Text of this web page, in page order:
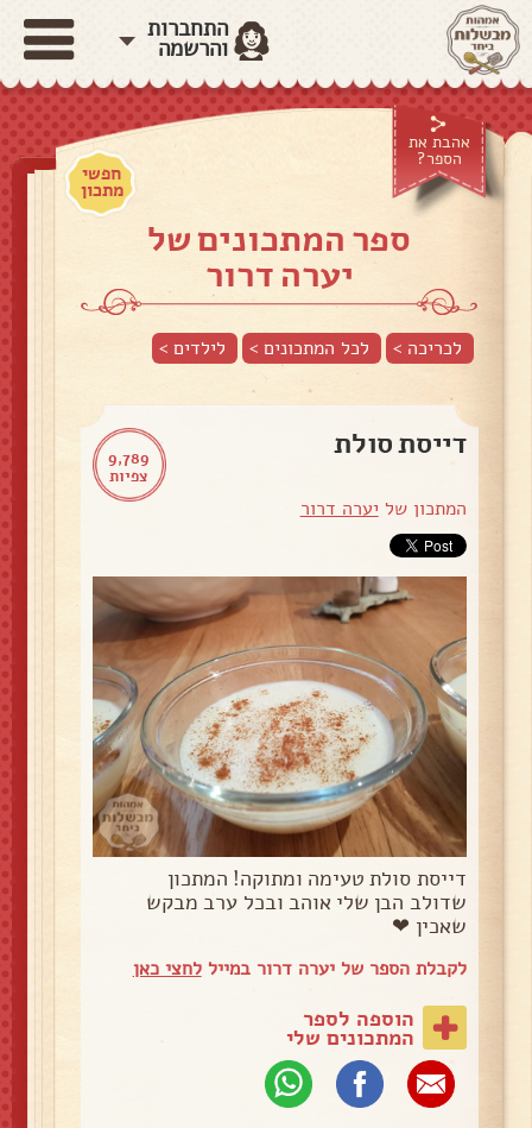
התחברות
והרשמה
אהבת את
הספר?
חפשי
מתכון
ספר המתכונים של
יערה דרור
לכריכה > לכל המתכונים > לילדים>
9,789
צפיות
דייסת סולת
המתכון של יערה דרור
דייסת סולת טעימה ומתוקה! המתכון
שדולב הבן שלי אוהב ובכל ערב מבקש
שאכין ❤
לקבלת הספר של יערה דרור במייללחצי כאן
הוספה לספר
המתכונים שלי